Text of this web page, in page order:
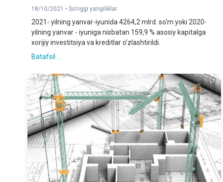
18/10/2021 • So'nggi yangiliklar
2021- yilning yanvar-iyunida 4264,2 mlrd. so‘m yoki 2020-
yilning yanvar - iyuniga nisbatan 159,9 % asosiy kapitalga
xorijiy investitsiya va kreditlar o‘zlashtirildi.
Batafsil ...